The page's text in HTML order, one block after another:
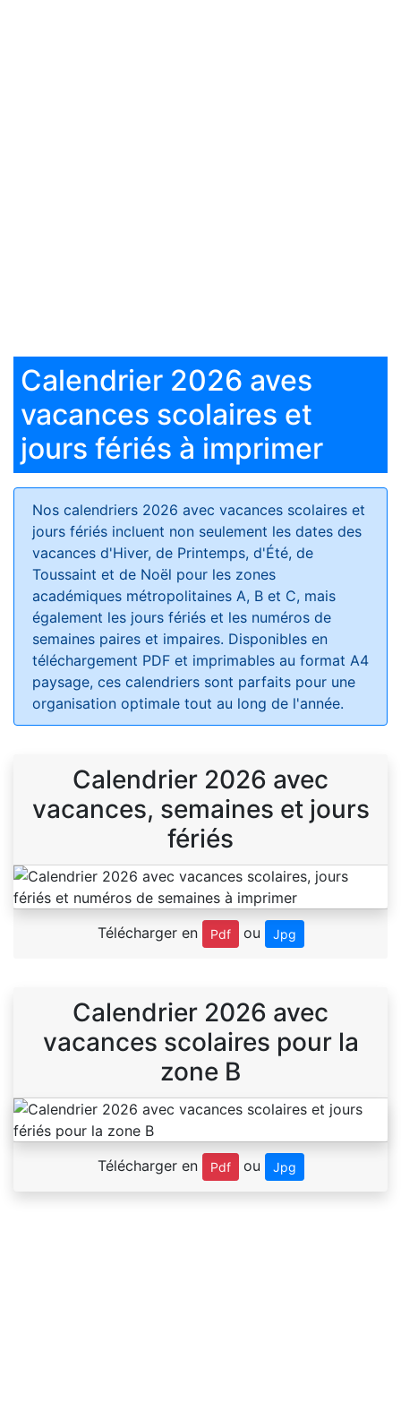
Calendrier 2026 aves
vacances scolaires et
jours fériés à imprimer
Nos calendriers 2026 avec vacances scolaires et
jours fériés incluent non seulement les dates des
vacances d'Hiver, de Printemps, d'Été, de
Toussaint et de Noël pour les zones
académiques métropolitaines A, B et C, mais
également les jours fériés et les numéros de
semaines paires et impaires. Disponibles en
téléchargement PDF et imprimables au format A4
paysage, ces calendriers sont parfaits pour une
organisation optimale tout au long de l'année.
Calendrier 2026 avec
vacances, semaines et jours
fériés
Télécharger en Pdf ou Jpg
Calendrier 2026 avec
vacances scolaires pour la
zone B
Télécharger en Pdf ou Jpg